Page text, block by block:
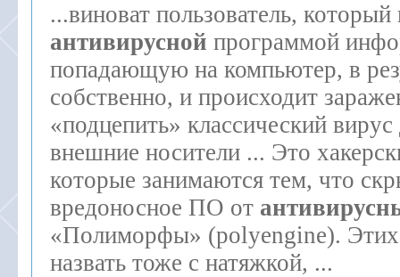
...виноват пользователь, который
антивирусной программой
попадающую на компьютер, в
собственно, и происходит
«подцепить» классический
внешние носители ... Это
которые занимаются тем, что
вредоносное ПО от
«Полиморфы» (polyengine).
назвать тоже с натяжкой, ...